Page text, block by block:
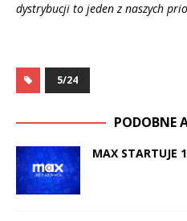
dystrybucji to jeden z naszych
5/24
PODOBNE
MAX STARTUJE